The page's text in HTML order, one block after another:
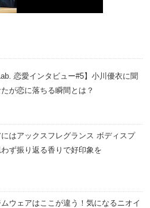
恋愛インタビュー#5】小川優衣に聞
たが恋に落ちる瞬間とは？
はアックスフレグランス ボディスプ
わず振り返る香りで好印象を
ウェアはここが違う！気になるニオイ